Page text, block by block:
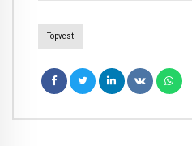
Topvest